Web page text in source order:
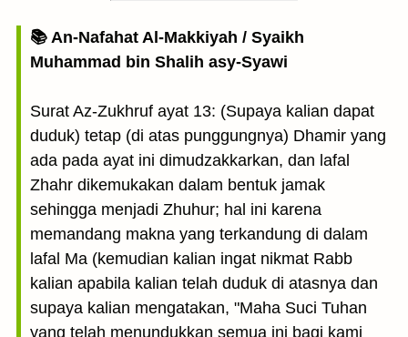
📚 An-Nafahat Al-Makkiyah / Syaikh
Muhammad bin Shalih asy-Syawi
Surat Az-Zukhruf ayat 13: (Supaya kalian dapat
duduk) tetap (di atas punggungnya) Dhamir yang
ada pada ayat ini dimudzakkarkan, dan lafal
Zhahr dikemukakan dalam bentuk jamak
sehingga menjadi Zhuhur; hal ini karena
memandang makna yang terkandung di dalam
lafal Ma (kemudian kalian ingat nikmat Rabb
kalian apabila kalian telah duduk di atasnya dan
supaya kalian mengatakan, "Maha Suci Tuhan
yang telah menundukkan semua ini bagi kami